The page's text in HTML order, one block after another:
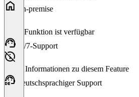
On-premise
Diese Funktion ist verfügbar
24/7-Support
Keine Informationen zu diesem Feature
Deutschsprachiger Support